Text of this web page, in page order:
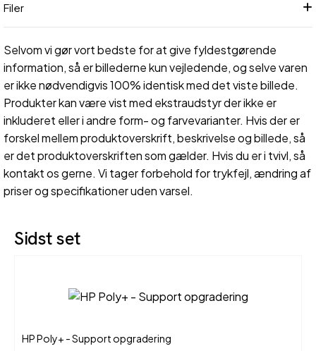
Filer
Selvom vi gør vort bedste for at give fyldestgørende
information, så er billederne kun vejledende, og selve varen
er ikke nødvendigvis 100% identisk med det viste billede.
Produkter kan være vist med ekstraudstyr der ikke er
inkluderet eller i andre form- og farvevarianter. Hvis der er
forskel mellem produktoverskrift, beskrivelse og billede, så
er det produktoverskriften som gælder. Hvis du er i tvivl, så
kontakt os gerne. Vi tager forbehold for trykfejl, ændring af
priser og specifikationer uden varsel.
Sidst set
HP Poly+ - Support opgradering